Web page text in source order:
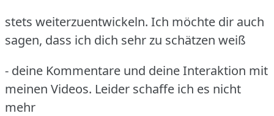
stets weiterzuentwickeln. Ich möchte dir auch
sagen, dass ich dich sehr zu schätzen weiß
- deine Kommentare und deine Interaktion mit
meinen Videos. Leider schaffe ich es nicht
mehr